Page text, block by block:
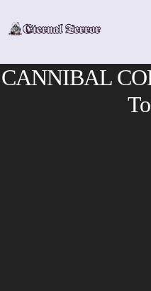
CANNIBAL